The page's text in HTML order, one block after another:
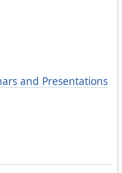
and Presentations